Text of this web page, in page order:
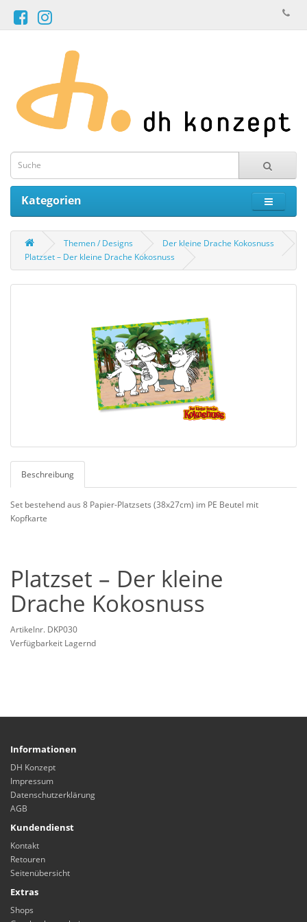
Kategorien
Themen / Designs
Der kleine Drache Kokosnuss
Platzset – Der kleine Drache Kokosnuss
Beschreibung
Set bestehend aus 8 Papier-Platzsets (38x27cm) im PE Beutel mit
Kopfkarte
Platzset – Der kleine
Drache Kokosnuss
Artikelnr. DKP030
Verfügbarkeit Lagernd
Informationen
DH Konzept
Impressum
Datenschutzerklärung
AGB
Kundendienst
Kontakt
Retouren
Seitenübersicht
Extras
Shops